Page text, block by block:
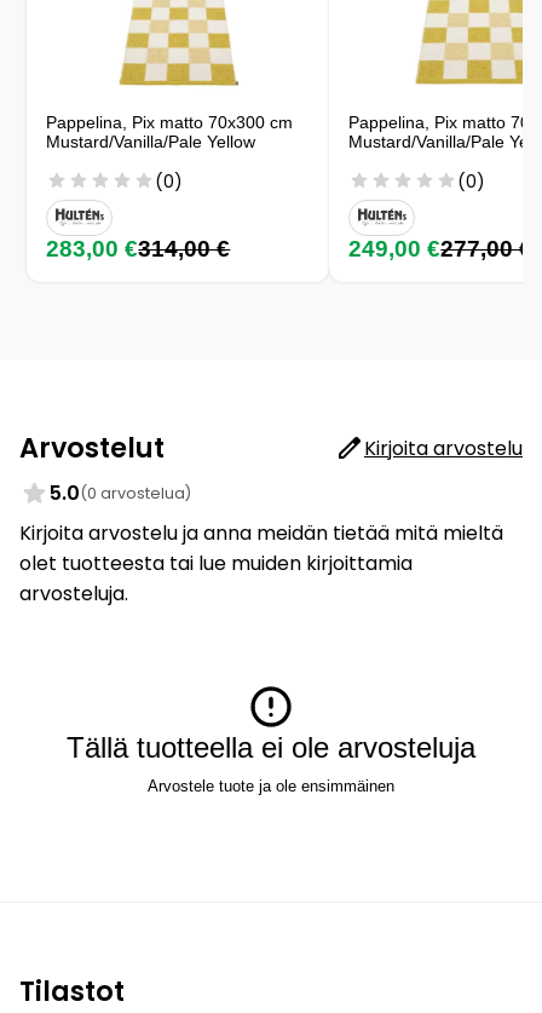
Pappelina, Pix matto 70x300 cm
Mustard/Vanilla/Pale Yellow
(0)
283,00 €314,00 €
Pappelina, Pix matto
Mustard/Vanilla/Pale
(0)
249,00 €277,00 €
Arvostelut
Kirjoita arvostelu
5.0(0 arvostelua)
Kirjoita arvostelu ja anna meidän tietää mitä mieltä
olet tuotteesta tai lue muiden kirjoittamia
arvosteluja.
Tällä tuotteella ei ole arvosteluja
Arvostele tuote ja ole ensimmäinen
Tilastot